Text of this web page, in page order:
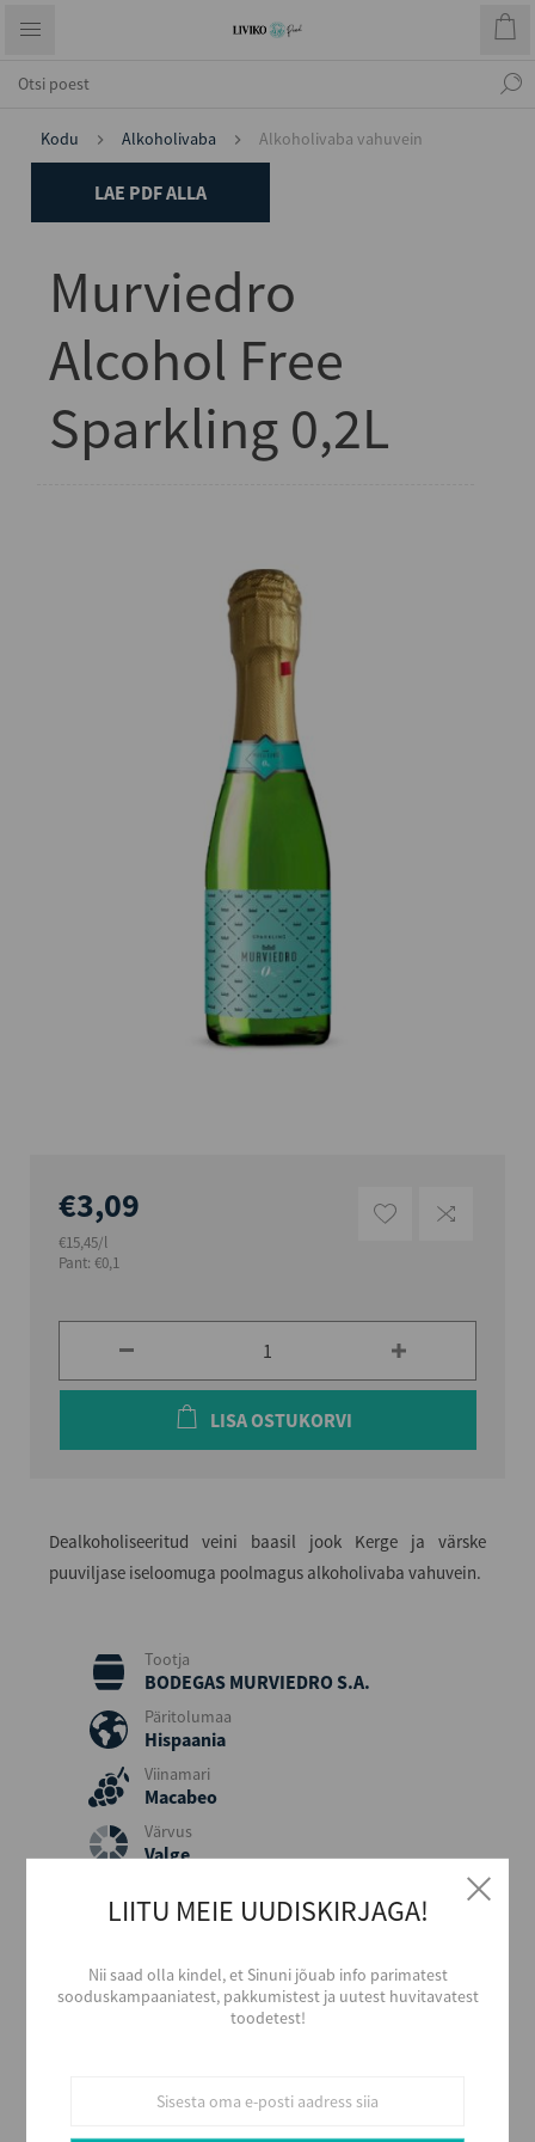
Kodu Alkoholivaba Alkoholivaba vahuvein
LAE PDF ALLA
Murviedro
Alcohol Free
Sparkling 0,2L
€3,09
€15,45/l
Pant: €0,1
LISA OSTUKORVI
Dealkoholiseeritud veini baasil jook Kerge ja värske
puuviljase iseloomuga poolmagus alkoholivaba vahuvein.
Tootja
BODEGAS MURVIEDRO S.A.
Päritolumaa
Hispaania
Viinamari
Macabeo
Värvus
Valge
Poolmagus
0,2
Kogus kastis
Serveerimine
LIITU MEIE UUDISKIRJAGA!
Nii saad olla kindel, et Sinuni jõuab info parimatest
sooduskampaaniatest, pakkumistest ja uutest huvitavatest
toodetest!